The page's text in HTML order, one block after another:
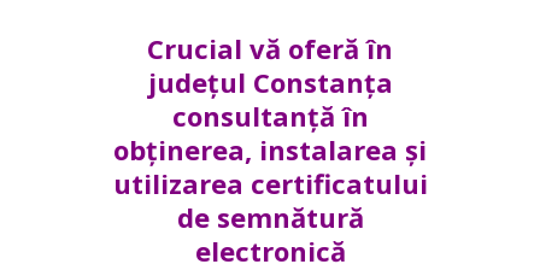
Crucial vă oferă în
județul Constanța
consultanță în
obținerea, instalarea și
utilizarea certificatului
de semnătură
electronică